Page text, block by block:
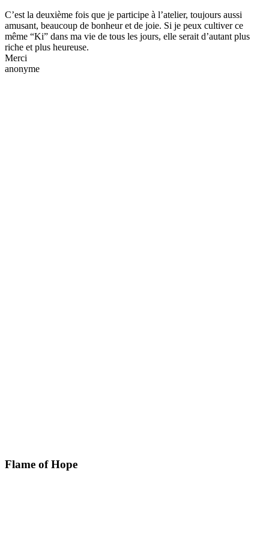
C’est la deuxième fois que je participe à l’atelier, toujours aussi
amusant, beaucoup de bonheur et de joie. Si je peux cultiver ce
même “Ki” dans ma vie de tous les jours, elle serait d’autant plus
riche et plus heureuse.
Merci
anonyme
Flame of Hope